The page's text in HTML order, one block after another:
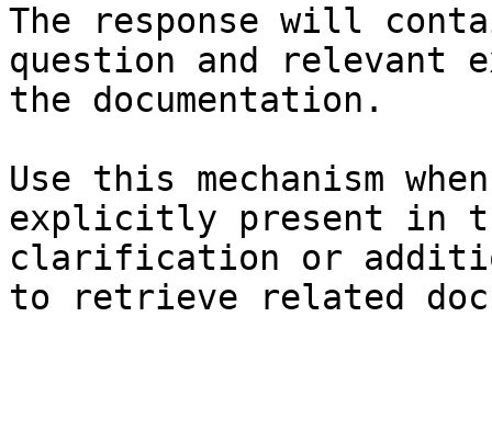
The response will
question and relevant
the documentation.
Use this mechanism
explicitly present in
clarification or